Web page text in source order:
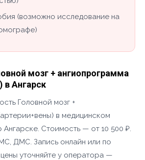
(возможно исследование на
мозг + ангиопрограмма
в Ангарск
Головной мозг +
в медицинском
Стоимость — от 10 500 ₽.
ДМС. Запись онлайн или по
уточняйте у оператора —